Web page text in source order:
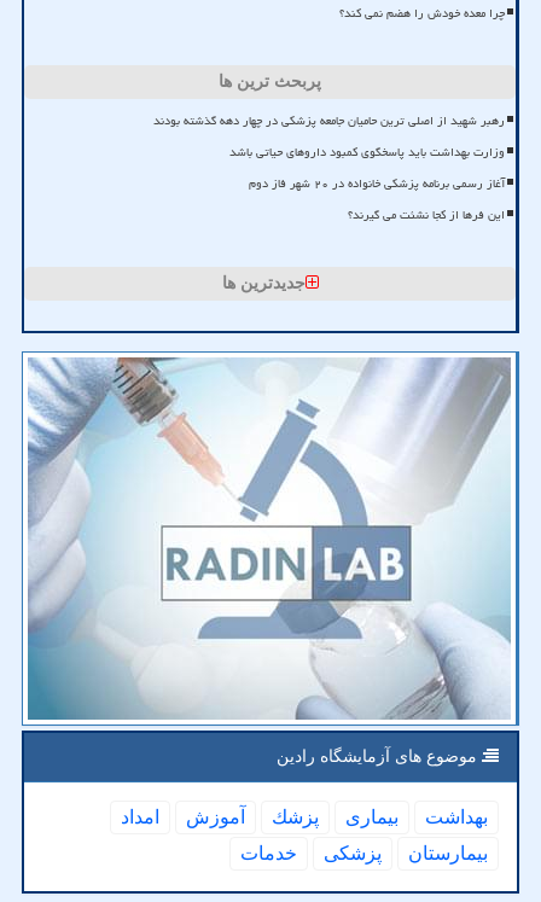
چرا معده خودش را هضم نمی کند؟
پربحث ترین ها
رهبر شهید از اصلی ترین حامیان جامعه پزشکی در چهار دهه گذشته بودند
وزارت بهداشت باید پاسخگوی کمبود داروهای حیاتی باشد
آغاز رسمی برنامه پزشکی خانواده در ۲۰ شهر فاز دوم
این فرها از کجا نشئت می گیرند؟
جدیدترین ها
موضوع های آزمایشگاه رادین
بهداشت بیماری پزشك آموزش
امداد
بیمارستان
پزشكی خدمات